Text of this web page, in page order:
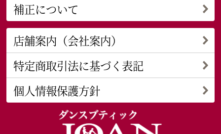
補正について
店舗案内（会社案内）
特定商取引法に基づく表記
個人情報保護方針